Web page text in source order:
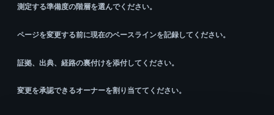
測定する準備度の階層を選んでください。
ページを変更する前に現在のベースラインを記録してください。
証拠、出典、経路の裏付けを添付してください。
変更を承認できるオーナーを割り当ててください。